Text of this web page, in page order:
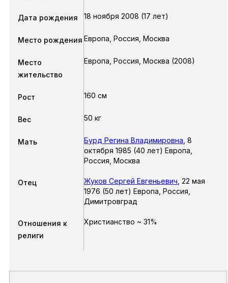
Дата рождения 18 ноября 2008 (17 лет)
Место рождения Европа, Россия, Москва
Место
жительство
Европа, Россия, Москва (2008)
Рост 160 см
Вес 50 кг
Мать Бурд Регина Владимировна 8
октября 1985 (40 лет) Европа,
Россия, Москва
Отец Жуков Сергей Евгеньевич 22 мая
1976 (50 лет) Европа, Россия,
Димитровград
Отношения к
религи
Христианство ~ 31%